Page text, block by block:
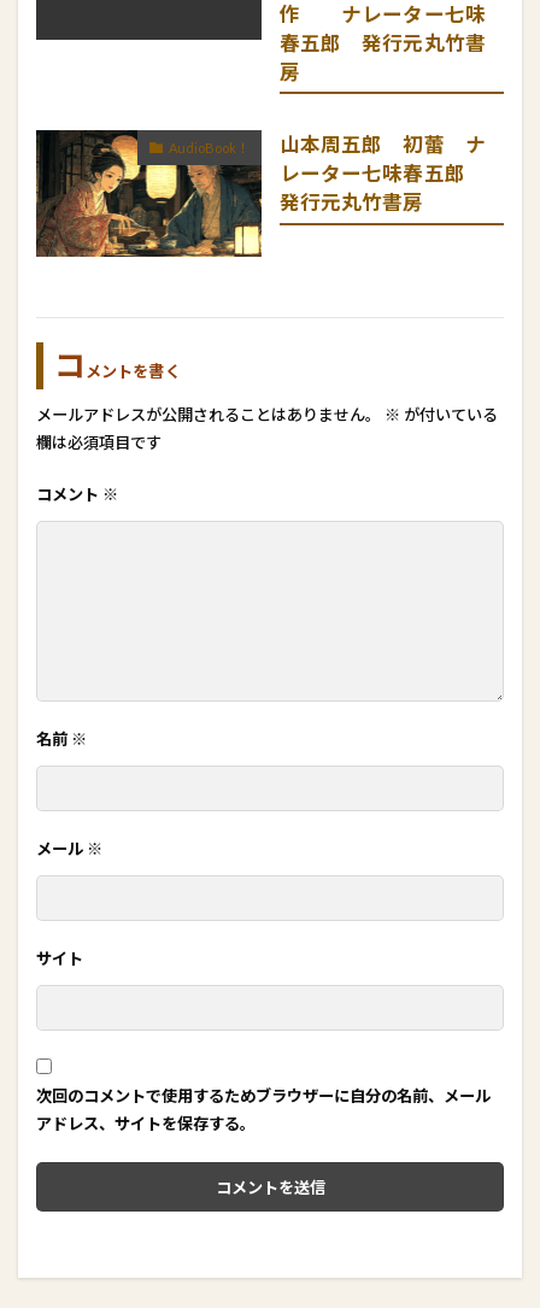
作 ナレーター七味
春五郎 発行元丸竹書
房
AudioBook！
山本周五郎 初蕾 ナ
レーター七味春五郎
発行元丸竹書房
コ メントを書く
メールアドレスが公開されることはありません。 ※ が付いている
欄は必須項目です
コメント ※
名前 ※
メール ※
サイト
次回のコメントで使用するためブラウザーに自分の名前、メール
アドレス、サイトを保存する。